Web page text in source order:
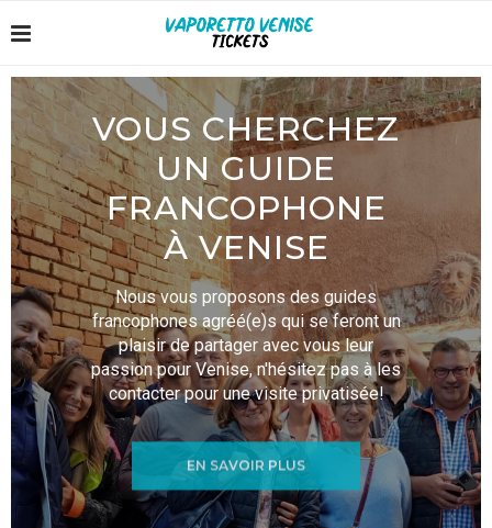
VOUS CHERCHEZ
UN GUIDE
FRANCOPHONE
À VENISE
Nous vous proposons des guides
francophones agréé(e)s qui se feront un
plaisir de partager avec vous leur
passion pour Venise, n'hésitez pas à les
contacter pour une visite privatisée!
EN SAVOIR PLUS